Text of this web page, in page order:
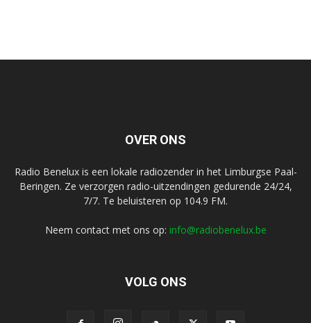
OVER ONS
Radio Benelux is een lokale radiozender in het Limburgse Paal-
Beringen. Ze verzorgen radio-uitzendingen gedurende 24/24,
7/7. Te beluisteren op 104.9 FM.
Neem contact met ons op: info@radiobenelux.be
VOLG ONS